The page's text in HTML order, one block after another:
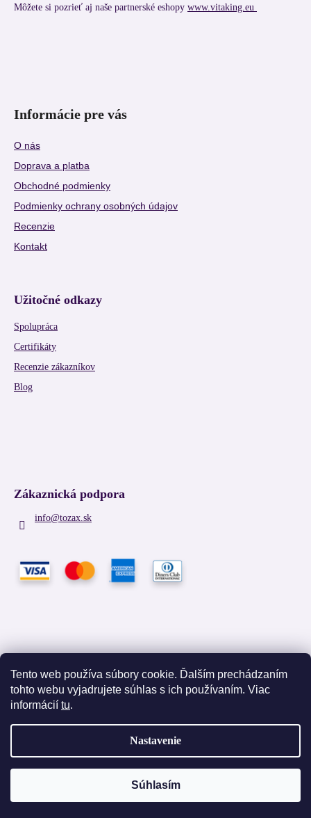
Tento web používa súbory cookie. Ďalším prechádzaním
tohto webu vyjadrujete súhlas s ich používaním. Viac
informácií tu.
Nastavenie
Súhlasím
Môžete si pozrieť aj naše partnerské eshopy www.vitaking.eu
Informácie pre vás
O nás
Doprava a platba
Obchodné podmienky
Podmienky ochrany osobných údajov
Recenzie
Kontakt
Užitočné odkazy
Spolupráca
Certifikáty
Recenzie zákazníkov
Blog
Zákaznická podpora
info@tozax.sk
Facebook
TOZAX . Všetky práva vyhradené.